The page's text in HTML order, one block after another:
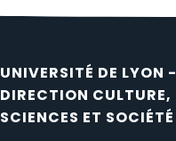
UNIVERSITÉ DE LYON -
DIRECTION CULTURE,
SCIENCES ET SOCIÉTÉ